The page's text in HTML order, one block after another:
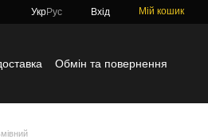
УкрРус Вхід Мій кошик
Обмін та повернення